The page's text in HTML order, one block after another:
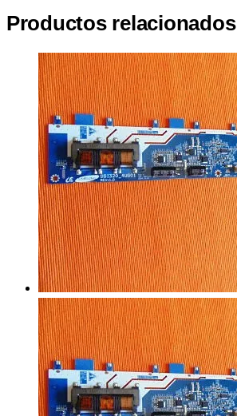
Productos relacionados